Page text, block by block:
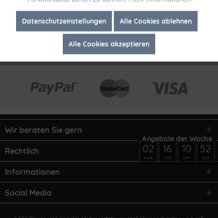
Wir beraten Sie gern
Rechtlich
Informationen
Social Media
Marketing Inaktiv
Datenschutzeinstellungen Alle Cookies ablehnen
Alle Cookies akzeptieren
02
TAGE
16
STD
10
MIN
52
SEK